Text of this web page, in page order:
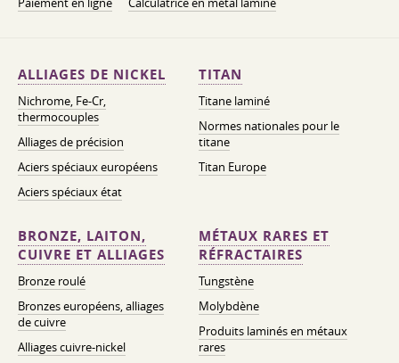
ALLIAGES DE NICKEL
Nichrome, Fe-Cr,
thermocouples
Alliages de précision
Aciers spéciaux européens
Aciers spéciaux état
TITAN
Titane laminé
Normes nationales pour le
titane
Titan Europe
BRONZE, LAITON,
CUIVRE ET ALLIAGES
Bronze roulé
Bronzes européens, alliages
de cuivre
Alliages cuivre-nickel
MÉTAUX RARES ET
RÉFRACTAIRES
Tungstène
Molybdène
Produits laminés en métaux
rares